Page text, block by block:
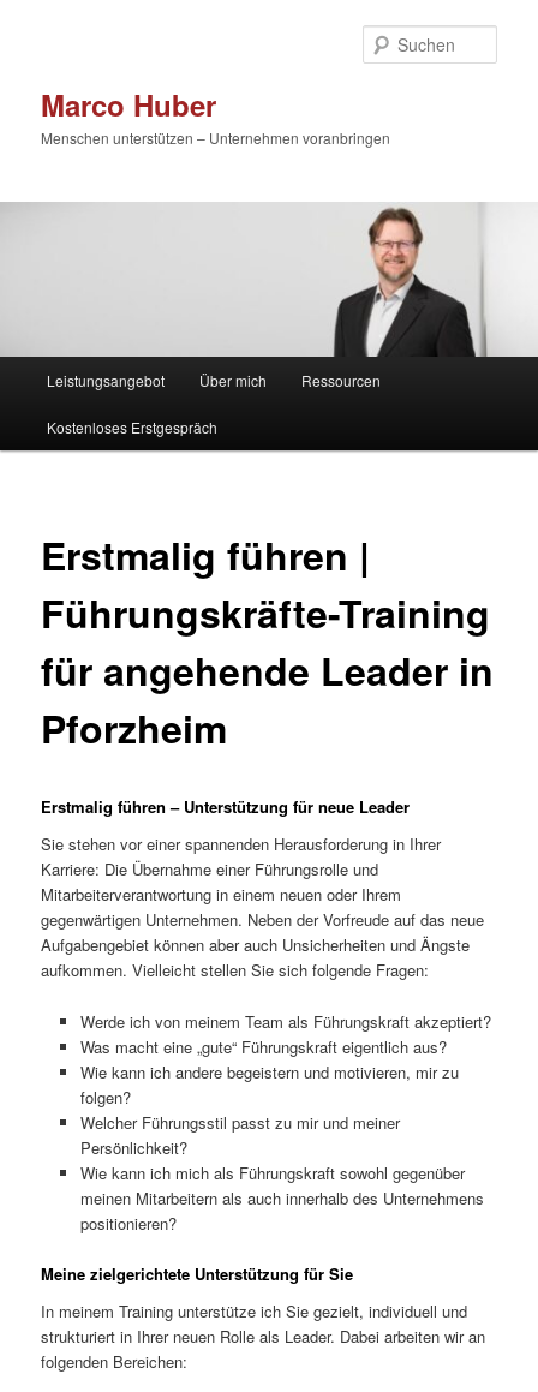
Marco Huber
Menschen unterstützen – Unternehmen voranbringen
Leistungsangebot Über mich Ressourcen
Kostenloses Erstgespräch
Erstmalig führen |
Führungskräfte-Training
für angehende Leader in
Pforzheim
Erstmalig führen – Unterstützung für neue Leader
Sie stehen vor einer spannenden Herausforderung in Ihrer
Karriere: Die Übernahme einer Führungsrolle und
Mitarbeiterverantwortung in einem neuen oder Ihrem
gegenwärtigen Unternehmen. Neben der Vorfreude auf das neue
Aufgabengebiet können aber auch Unsicherheiten und Ängste
aufkommen. Vielleicht stellen Sie sich folgende Fragen:
Werde ich von meinem Team als Führungskraft akzeptiert?
Was macht eine „gute“ Führungskraft eigentlich aus?
Wie kann ich andere begeistern und motivieren, mir zu
folgen?
Welcher Führungsstil passt zu mir und meiner
Persönlichkeit?
Wie kann ich mich als Führungskraft sowohl gegenüber
meinen Mitarbeitern als auch innerhalb des Unternehmens
positionieren?
Meine zielgerichtete Unterstützung für Sie
In meinem Training unterstütze ich Sie gezielt, individuell und
strukturiert in Ihrer neuen Rolle als Leader. Dabei arbeiten wir an
folgenden Bereichen: